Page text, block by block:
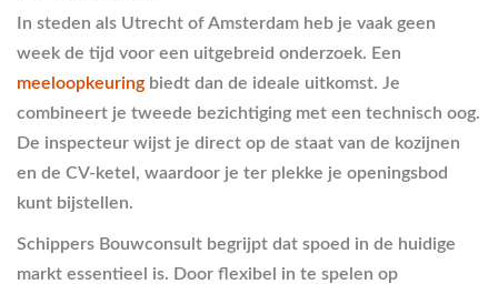
In steden als Utrecht of Amsterdam heb je vaak geen
week de tijd voor een uitgebreid onderzoek. Een
meeloopkeuring biedt dan de ideale uitkomst. Je
combineert je tweede bezichtiging met een technisch oog.
De inspecteur wijst je direct op de staat van de kozijnen
en de CV-ketel, waardoor je ter plekke je openingsbod
kunt bijstellen.
Schippers Bouwconsult begrijpt dat spoed in de huidige
markt essentieel is. Door flexibel in te spelen op